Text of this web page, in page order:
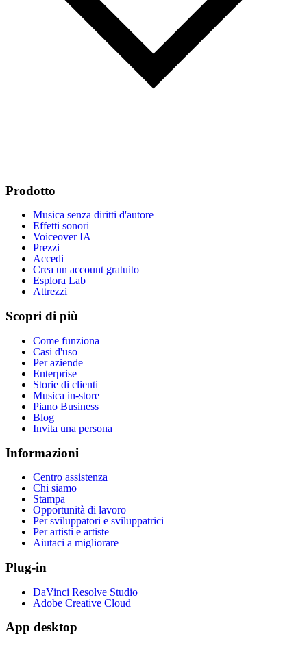
Prodotto
Musica senza diritti d'autore
Effetti sonori
Voiceover IA
Prezzi
Accedi
Crea un account gratuito
Esplora Lab
Attrezzi
Scopri di più
Come funziona
Casi d'uso
Per aziende
Enterprise
Storie di clienti
Musica in-store
Piano Business
Blog
Invita una persona
Informazioni
Centro assistenza
Chi siamo
Stampa
Opportunità di lavoro
Per sviluppatori e sviluppatrici
Per artisti e artiste
Aiutaci a migliorare
Plug-in
DaVinci Resolve Studio
Adobe Creative Cloud
App desktop